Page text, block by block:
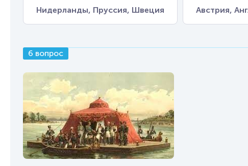
Нидерланды, Пруссия, Швеция Австрия,
6 вопрос